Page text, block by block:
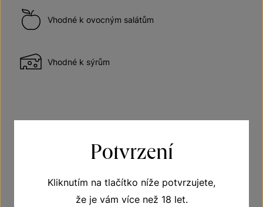
Vhodné k ovocným salátům
Vhodné k sýrům
Vítěz kategorie na „VINUM JUVENALE 2022“, Brno
Potvrzení
Kliknutím na tlačítko níže potvrzujete,
že je vám více než 18 let.